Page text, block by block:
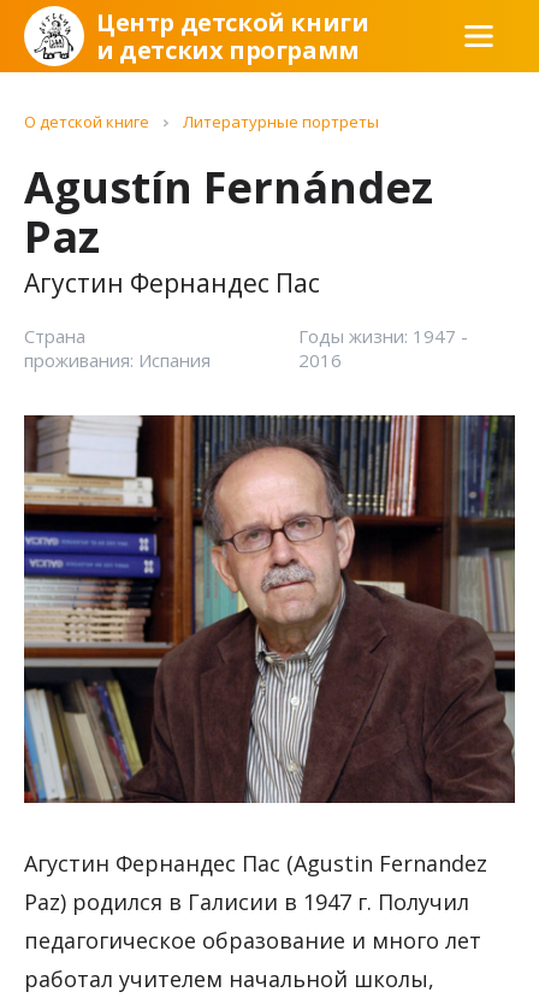
Центр детской книги
и детских программ
О детской книге Литературные портреты
Agustín Fernández
Paz
Агустин Фернандес Пас
Страна
проживания: Испания
Годы жизни: 1947 -
2016
Агустин Фернандес Пас (Agustin Fernandez
Paz) родился в Галисии в 1947 г. Получил
педагогическое образование и много лет
работал учителем начальной школы,